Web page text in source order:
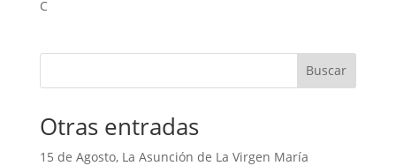
C
Buscar
Otras entradas
15 de Agosto, La Asunción de La Virgen María